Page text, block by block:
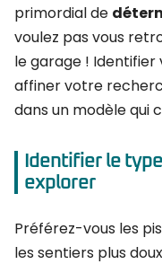
primordial de
voulez pas vous
le garage ! Identifier
affiner votre
dans un modèle qui
Identifier le
explorer
Préférez-vous les
les sentiers plus